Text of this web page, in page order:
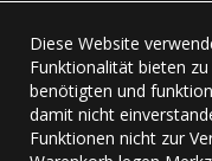
Diese Website
Funktionalität bieten
benötigten und
damit nicht
Funktionen nicht zur